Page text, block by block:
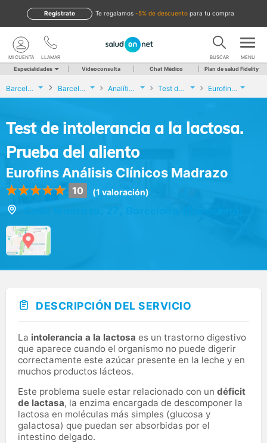
te regalamos -5% de descuento para tu compra
Regístrate
LLAMAR
MI CUENTA BUSCAR MENU
Especialidades Videoconsulta Chat Médico Plan de salud Fidelity
Barcelona Barcelona Analíticas y Genética Test de intolerancia a la lactosa. Prueba del aliento Eurofins Análisis Clínicos Madrazo
Test de intolerancia a la lactosa.
Prueba del aliento
Eurofins Análisis Clínicos Madrazo
10 (1 valoración)
Calle Madrazo, 27, Barcelona (Barcelona)
DESCRIPCIÓN DEL SERVICIO
La intolerancia a la lactosa es un trastorno digestivo
que aparece cuando el organismo no puede digerir
correctamente este azúcar presente en la leche y en
muchos productos lácteos.
Este problema suele estar relacionado con un déficit
de lactasa, la enzima encargada de descomponer la
lactosa en moléculas más simples (glucosa y
galactosa) que puedan ser absorbidas por el
intestino delgado.